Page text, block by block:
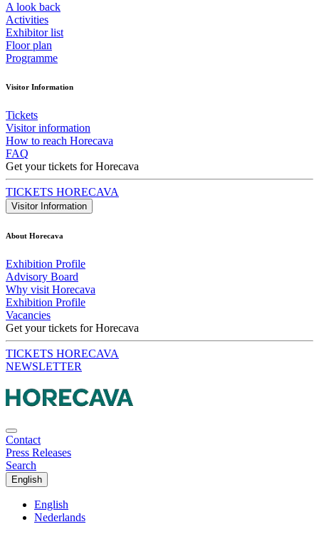
A look back
Activities
Exhibitor list
Floor plan
Programme
Visitor Information
Tickets
Visitor information
How to reach Horecava
FAQ
Get your tickets for Horecava
TICKETS HORECAVA
Visitor Information
About Horecava
Exhibition Profile
Advisory Board
Why visit Horecava
Exhibition Profile
Vacancies
Get your tickets for Horecava
TICKETS HORECAVA
NEWSLETTER
Contact
Press Releases
Search
English
English
Nederlands